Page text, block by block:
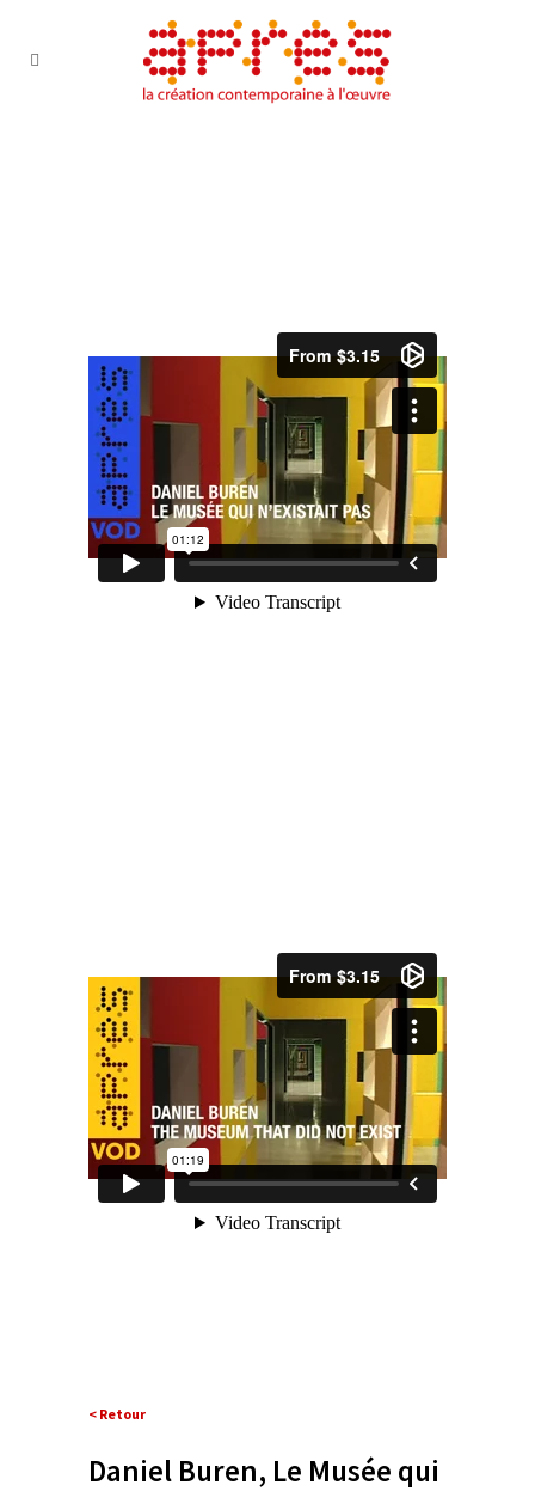
< Retour
Daniel Buren, Le Musée qui